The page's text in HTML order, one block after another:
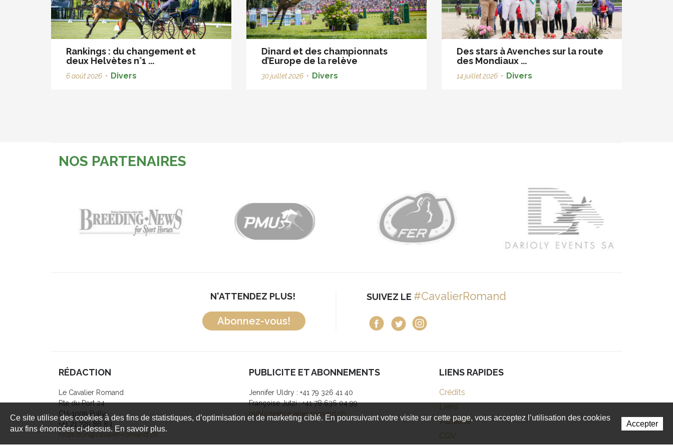
Rankings : du changement et
deux Helvètes n°1 ...
6 août 2026 • Divers
Dinard et des championnats
d’Europe de la relève
30 juillet 2026 • Divers
Des stars à Avenches sur la route
des Mondiaux ...
14 juillet 2026 • Divers
NOS PARTENAIRES
N'ATTENDEZ PLUS!
Abonnez-vous!
SUIVEZ LE #CavalierRomand
RÉDACTION
Le Cavalier Romand
Rte du Port 24
CH-1009 Pully
+41 21 729 86 83
redaction@cavalier-romand.ch
PUBLICITE ET ABONNEMENTS
Jennifer Uldry : +41 79 326 41 40
Françoise Jutzi : +41 78 636 04 99
publicite@cavalier-romand.ch
LIENS RAPIDES
Crédits
Liens
Publicité
CGV
Ce site utilise des cookies à des fins de statistiques, d’optimisation et de marketing ciblé. En poursuivant votre visite sur cette page, vous acceptez l’utilisation des cookies
aux fins énoncées ci-dessus. En savoir plus.
Accepter